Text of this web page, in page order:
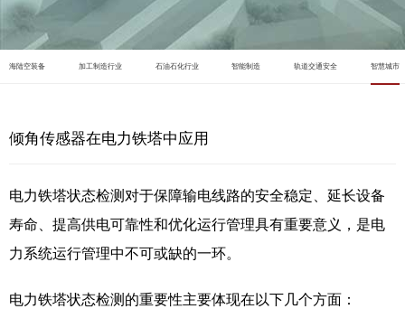
海陆空装备 加工制造行业 石油石化行业 智能制造 轨道交通安全 智慧城市
倾角传感器在电力铁塔中应用
电力铁塔状态检测对于保障输电线路的安全稳定、延长设备
寿命、提高供电可靠性和优化运行管理具有重要意义，是电
力系统运行管理中不可或缺的一环。
电力铁塔状态检测的重要性主要体现在以下几个方面：